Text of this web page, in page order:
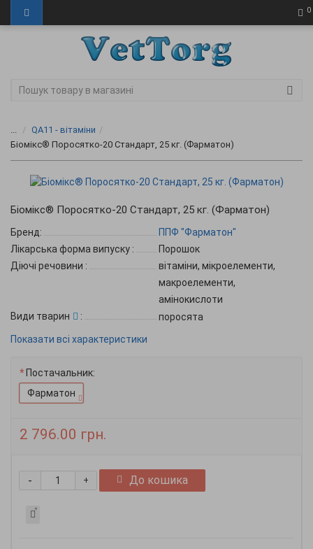
0
...
QA11 - вітаміни
Біомікс® Поросятко-20 Стандарт, 25 кг. (Фарматон)
Біомікс® Поросятко-20 Стандарт, 25 кг. (Фарматон)
Бренд:
ППФ "Фарматон"
Лікарська форма випуску :
Порошок
Діючі речовини :
вітаміни, мікроелементи,
макроелементи,
амінокислоти
Види тварин
:
поросята
Показати всі характеристики
Постачальник:
Фарматон
2 796.00 грн.
+
- До кошика